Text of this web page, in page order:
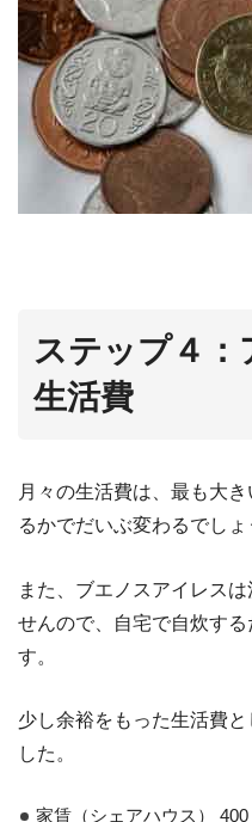
ステップ４：
生活費
月々の生活費は、最も大
るかでだいぶ変わるでしょ
また、ブエノスアイレス
せんので、自宅で自炊す
す。
少し余裕をもった生活費
した。
家賃（シェアハウス）